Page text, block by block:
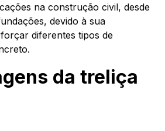
na construção civil, desde
devido à sua
diferentes tipos de
da treliça